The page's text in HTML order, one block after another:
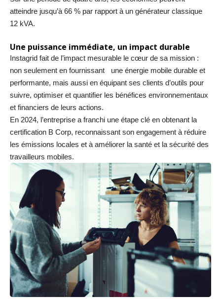
atteindre jusqu’à 66 % par rapport à un générateur classique
12 kVA.
Une puissance immédiate, un impact durable
Instagrid fait de l’impact mesurable le cœur de sa mission :
non seulement en fournissant une énergie mobile durable et
performante, mais aussi en équipant ses clients d’outils pour
suivre, optimiser et quantifier les bénéfices environnementaux
et financiers de leurs actions.
En 2024, l’entreprise a franchi une étape clé en obtenant la
certification B Corp, reconnaissant son engagement à réduire
les émissions locales et à améliorer la santé et la sécurité des
travailleurs mobiles.